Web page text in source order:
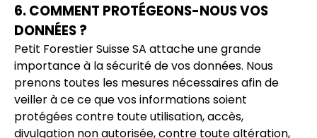
6. COMMENT PROTÉGEONS-NOUS VOS
DONNÉES ?
Petit Forestier Suisse SA attache une grande
importance à la sécurité de vos données. Nous
prenons toutes les mesures nécessaires afin de
veiller à ce ce que vos informations soient
protégées contre toute utilisation, accès,
divulgation non autorisée, contre toute altération,